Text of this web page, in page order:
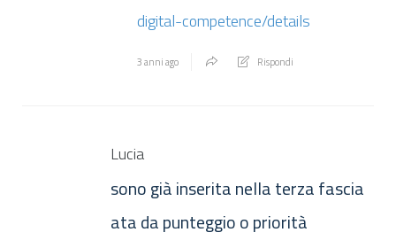
digital-competence/details
3 anni ago Rispondi
Lucia
sono già inserita nella terza fascia
ata da punteggio o priorità